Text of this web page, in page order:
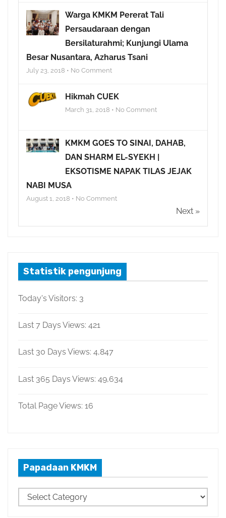
Warga KMKM Pererat Tali
Persaudaraan dengan
Bersilaturahmi; Kunjungi Ulama
Besar Nusantara, Azharus Tsani
July 23, 2018 • No Comment
Hikmah CUEK
March 31, 2018 • No Comment
KMKM GOES TO SINAI, DAHAB,
DAN SHARM EL-SYEKH |
EKSOTISME NAPAK TILAS JEJAK
NABI MUSA
August 1, 2018 • No Comment
Next »
Statistik pengunjung
Today's Visitors: 3
Last 7 Days Views: 421
Last 30 Days Views: 4,847
Last 365 Days Views: 49,634
Total Page Views: 16
Papadaan KMKM
a